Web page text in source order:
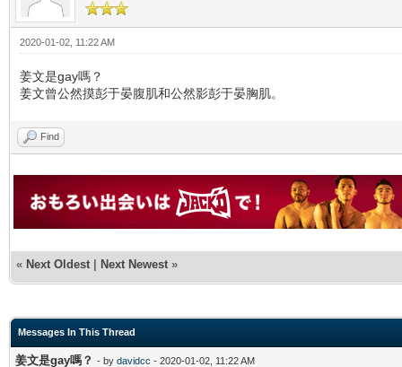
2020-01-02, 11:22 AM
姜文是gay嗎？
姜文曾公然摸彭于晏腹肌和公然影彭于晏胸肌。
Find
« Next Oldest | Next Newest »
Messages In This Thread
姜文是gay嗎？ - by davidcc - 2020-01-02, 11:22 AM